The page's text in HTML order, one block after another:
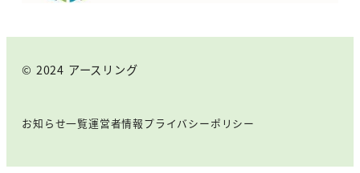
© 2024 アースリング
お知らせ一覧運営者情報プライバシーポリシー